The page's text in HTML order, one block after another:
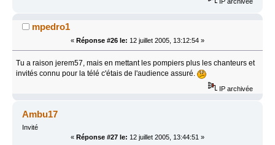
mpedro1
« Réponse #26 le: 12 juillet 2005, 13:12:54 »
Tu a raison jerem57, mais en mettant les pompiers plus les chanteurs et
invités connu pour la télé c'étais de l'audience assuré.
IP archivée
Ambu17
Invité
« Réponse #27 le: 12 juillet 2005, 13:44:51 »